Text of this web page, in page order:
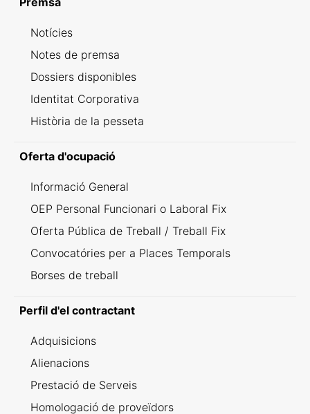
Notícies
Notes de premsa
Dossiers disponibles
Identitat Corporativa
Història de la pesseta
Oferta d'ocupació
Informació General
OEP Personal Funcionari o Laboral Fix
Oferta Pública de Treball / Treball Fix
Convocatóries per a Places Temporals
Borses de treball
Perfil d'el contractant
Adquisicions
Alienacions
Prestació de Serveis
Homologació de proveïdors